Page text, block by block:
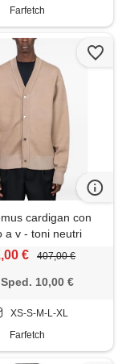
Farfetch
cardigan con
a v - toni neutri
€ 407,00 €
Sped. 10,00 €
XS-S-M-L-XL
Farfetch